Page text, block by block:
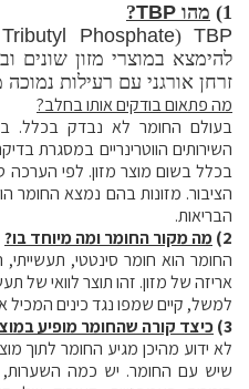
1) מהו TBP
?
TBP
(
Tributyl Phosphate
להימצא במוצרי מזון שונים
זרחן אורגני עם רעילות
מה פתאום בודקים אותו בחלב?
בעולם החומר לא נבדק בכלל.
השירותים הווטרינריים במסגרת
בכלל בשום מוצר מזון. לפי הערכה
הציבור. מזונות בהם נמצא החומר
הבריאות.
2) מה מקור החומר ומה מיוחד בו?
החומר הוא חומר סינטטי,
אריזה של מזון. זהו תוצר לוואי של
למשל, קיים שמפו נגד כינים המכיל
3) כיצד קורה שהחומר מופיע
לא ידוע מהיכן מגיע החומר לתוך
שיש עם החומר. יש כמה השערות,